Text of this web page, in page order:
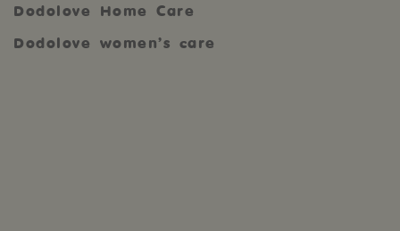
Dodolove Home Care
Dodolove women’s care